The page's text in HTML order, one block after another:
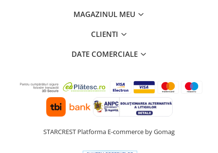
MAGAZINUL MEU
CLIENTI
DATE COMERCIALE
STARCREST Platforma E-commerce by Gomag